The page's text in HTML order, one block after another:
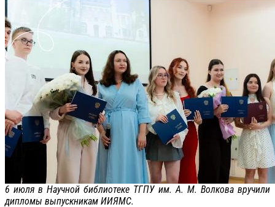
6 июля в Научной библиотеке ТГПУ им. А. М. Волкова вручили
дипломы выпускникам ИИЯМС.